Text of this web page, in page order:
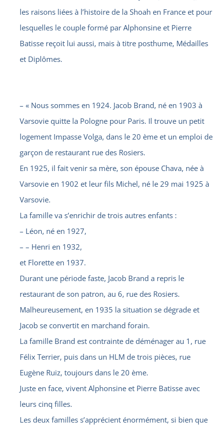
les raisons liées à l’histoire de la Shoah en France et pour
lesquelles le couple formé par Alphonsine et Pierre
Batisse reçoit lui aussi, mais à titre posthume, Médailles
et Diplômes.
– « Nous sommes en 1924. Jacob Brand, né en 1903 à
Varsovie quitte la Pologne pour Paris. Il trouve un petit
logement Impasse Volga, dans le 20 ème et un emploi de
garçon de restaurant rue des Rosiers.
En 1925, il fait venir sa mère, son épouse Chava, née à
Varsovie en 1902 et leur fils Michel, né le 29 mai 1925 à
Varsovie.
La famille va s’enrichir de trois autres enfants :
– Léon, né en 1927,
– – Henri en 1932,
et Florette en 1937.
Durant une période faste, Jacob Brand a repris le
restaurant de son patron, au 6, rue des Rosiers.
Malheureusement, en 1935 la situation se dégrade et
Jacob se convertit en marchand forain.
La famille Brand est contrainte de déménager au 1, rue
Félix Terrier, puis dans un HLM de trois pièces, rue
Eugène Ruiz, toujours dans le 20 ème.
Juste en face, vivent Alphonsine et Pierre Batisse avec
leurs cinq filles.
Les deux familles s’apprécient énormément, si bien que